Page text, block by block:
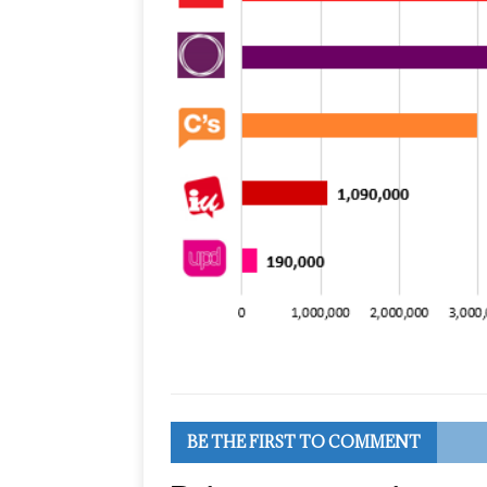
BE THE FIRST TO COMMENT